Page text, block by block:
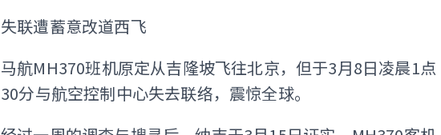
失联遭蓄意改道西飞
马航MH370班机原定从吉隆坡飞往北京，但于3月8日凌晨1点
30分与航空控制中心失去联络，震惊全球。